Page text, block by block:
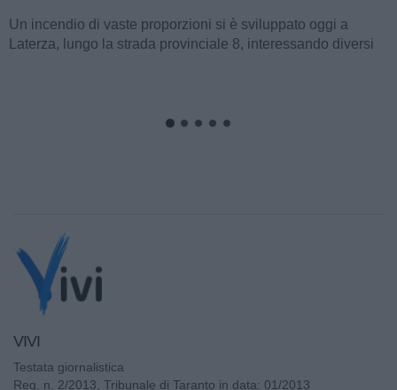
Un incendio di vaste proporzioni si è sviluppato oggi a
Laterza, lungo la strada provinciale 8, interessando diversi
VIVI
Testata giornalistica
Reg. n. 2/2013, Tribunale di Taranto in data: 01/2013